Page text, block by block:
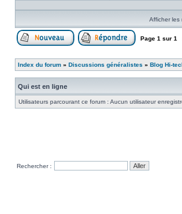
Afficher les
Page 1 sur 1
Index du forum » Discussions généralistes » Blog Hi-
Qui est en ligne
Utilisateurs parcourant ce forum : Aucun utilisateur
Rechercher :